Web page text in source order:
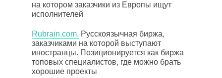
на котором заказчики из Европы ищут
исполнителей
Rubrain.com. Русскоязычная биржа,
заказчиками на которой выступают
иностранцы. Позиционируется как биржа
топовых специалистов, где можно брать
хорошие проекты